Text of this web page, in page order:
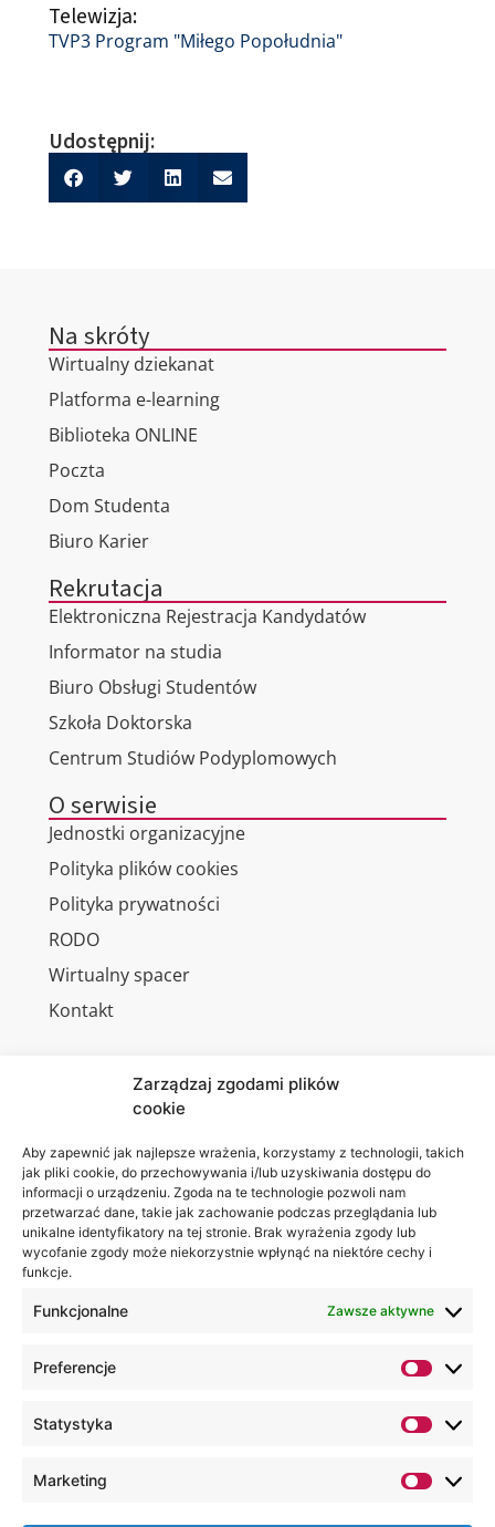
Zarządzaj zgodami plików
cookie
Aby zapewnić jak najlepsze wrażenia, korzystamy z technologii, takich
jak pliki cookie, do przechowywania i/lub uzyskiwania dostępu do
informacji o urządzeniu. Zgoda na te technologie pozwoli nam
przetwarzać dane, takie jak zachowanie podczas przeglądania lub
unikalne identyfikatory na tej stronie. Brak wyrażenia zgody lub
wycofanie zgody może niekorzystnie wpłynąć na niektóre cechy i
funkcje.
Funkcjonalne Zawsze aktywne
Preferencje
Statystyka
Marketing
Telewizja:
TVP3 Program "Miłego Popołudnia"
Udostępnij:
Na skróty
Wirtualny dziekanat
Platforma e-learning
Biblioteka ONLINE
Poczta
Dom Studenta
Biuro Karier
Rekrutacja
Elektroniczna Rejestracja Kandydatów
Informator na studia
Biuro Obsługi Studentów
Szkoła Doktorska
Centrum Studiów Podyplomowych
O serwisie
Jednostki organizacyjne
Polityka plików cookies
Polityka prywatności
RODO
Wirtualny spacer
Kontakt
Akademia
WSEI
ul.
Projektowa
4